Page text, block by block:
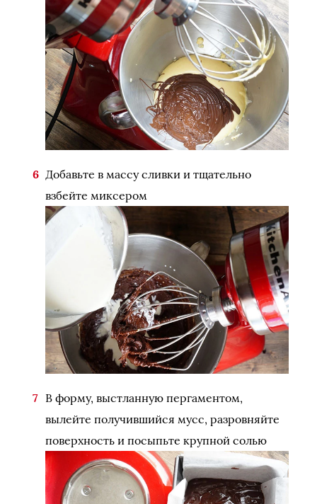
Добавьте в массу сливки и тщательно
взбейте миксером
В форму, выстланную пергаментом,
вылейте получившийся мусс, разровняйте
поверхность и посыпьте крупной солью